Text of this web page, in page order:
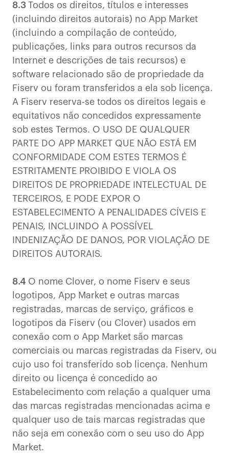
8.3 Todos os direitos, títulos e interesses
(incluindo direitos autorais) no App Market
(incluindo a compilação de conteúdo,
publicações, links para outros recursos da
Internet e descrições de tais recursos) e
software relacionado são de propriedade da
Fiserv ou foram transferidos a ela sob licença.
A Fiserv reserva-se todos os direitos legais e
equitativos não concedidos expressamente
sob estes Termos. O USO DE QUALQUER
PARTE DO APP MARKET QUE NÃO ESTÁ EM
CONFORMIDADE COM ESTES TERMOS É
ESTRITAMENTE PROIBIDO E VIOLA OS
DIREITOS DE PROPRIEDADE INTELECTUAL DE
TERCEIROS, E PODE EXPOR O
ESTABELECIMENTO A PENALIDADES CÍVEIS E
PENAIS, INCLUINDO A POSSÍVEL
INDENIZAÇÃO DE DANOS, POR VIOLAÇÃO DE
DIREITOS AUTORAIS.
8.4 O nome Clover, o nome Fiserv e seus
logotipos, App Market e outras marcas
registradas, marcas de serviço, gráficos e
logotipos da Fiserv (ou Clover) usados em
conexão com o App Market são marcas
comerciais ou marcas registradas da Fiserv, ou
cujo uso foi transferido sob licença. Nenhum
direito ou licença é concedido ao
Estabelecimento com relação a qualquer uma
das marcas registradas mencionadas acima e
qualquer uso de tais marcas registradas que
não seja em conexão com o seu uso do App
Market.